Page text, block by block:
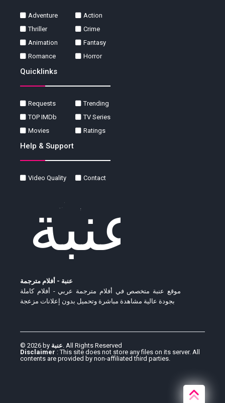
Adventure
Action
Thriller
Crime
Animation
Fantasy
Romance
Horror
Quicklinks
Requests
Trending
TOP IMDb
TV Series
Movies
Ratings
Help & Support
Video Quality Contact
عنبة - أفلام مترجمة
موقع عنبة متخصص في أفلام مترجمة عربي - أفلام كاملة
بجودة عالية مشاهدة مباشرة وتحميل بدون إعلانات مزعجة
© 2026 by عنبة. All Rights Reserved
Disclaimer : This site does not store any files on its server. All
contents are provided by non-affiliated third parties.